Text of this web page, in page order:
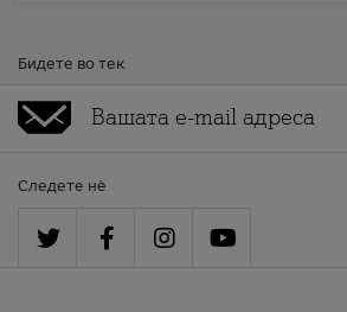
Бидете во тек
Следете нè